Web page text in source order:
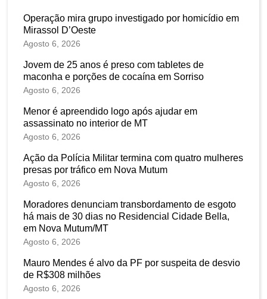
Operação mira grupo investigado por homicídio em
Mirassol D’Oeste
Agosto 6, 2026
Jovem de 25 anos é preso com tabletes de
maconha e porções de cocaína em Sorriso
Agosto 6, 2026
Menor é apreendido logo após ajudar em
assassinato no interior de MT
Agosto 6, 2026
Ação da Polícia Militar termina com quatro mulheres
presas por tráfico em Nova Mutum
Agosto 6, 2026
Moradores denunciam transbordamento de esgoto
há mais de 30 dias no Residencial Cidade Bella,
em Nova Mutum/MT
Agosto 6, 2026
Mauro Mendes é alvo da PF por suspeita de desvio
de R$308 milhões
Agosto 6, 2026